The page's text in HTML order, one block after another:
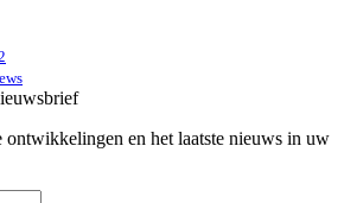
ontwikkelingen en het laatste nieuws in uw